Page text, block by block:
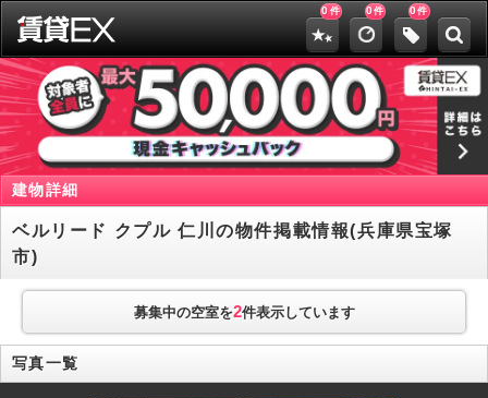
0 件 0件 0件
建物詳細
ベルリード クプル 仁川の物件掲載情報(兵庫県宝塚
市)
募集中の空室を2件表示しています
写真一覧